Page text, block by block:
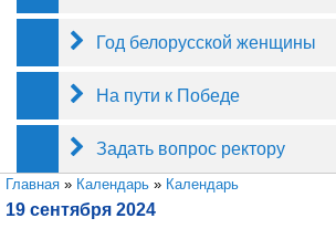
Год белорусской женщины
На пути к Победе
Задать вопрос ректору
Вы здесь
Главная » Календарь » Календарь
19 сентября 2024